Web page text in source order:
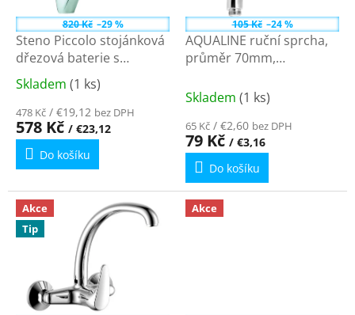
ů
o
ů
820 Kč –29 %
Steno Piccolo stojánková
dřezová baterie s
ramínkem "J" chrom PIC
2248
Průměrné
hodnocení
produktu
je
4,1
z
5
hvězdiček.
Skladem (1 ks)
478 Kč / €19,12 bez DPH
578 Kč / €23,12
Do košíku
105 Kč –24 %
AQUALINE ruční sprcha,
průměr 70mm,
tento produkt
poskytujeme množstevní
slevu
Skladem (1 ks)
65 Kč / €2,60 bez DPH
79 Kč / €3,16
Do košíku
Akce
Tip
Akce